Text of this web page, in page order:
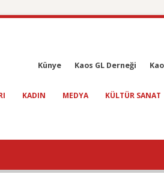
Künye Kaos GL Derneği
KADIN MEDYA KÜLTÜR SANAT